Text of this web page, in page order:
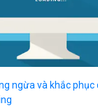
ngừa và khắc phục